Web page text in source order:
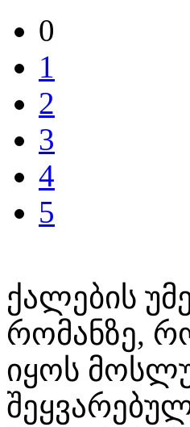
0
1
2
3
4
5
ქალების
რომანზე,
იყოს